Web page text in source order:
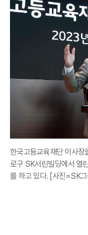
한국고등교육재단 이사장
로구 SK서린빌딩에서 열
를 하고 있다. [사진=SK그